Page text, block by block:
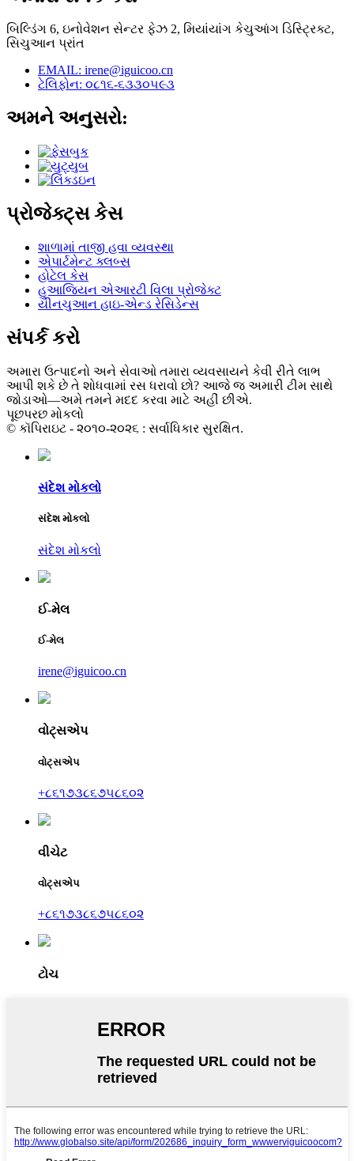
બિલ્ડિંગ 6, ઇનોવેશન સેન્ટર ફેઝ 2, મિયાંયાંગ કેચુઆંગ ડિસ્ટ્રિક્ટ,
સિચુઆન પ્રાંત
EMAIL: irene@iguicoo.cn
ટેલિફોન: ૦૮૧૬-૬૩૩૦૫૯૩
અમને અનુસરો:
પ્રોજેક્ટ્સ કેસ
શાળામાં તાજી હવા વ્યવસ્થા
એપાર્ટમેન્ટ ક્લબ્સ
હોટેલ કેસ
હુઆજિયન એઆરટી વિલા પ્રોજેક્ટ
યીનચુઆન હાઇ-એન્ડ રેસિડેન્સ
સંપર્ક કરો
અમારા ઉત્પાદનો અને સેવાઓ તમારા વ્યવસાયને કેવી રીતે લાભ
આપી શકે છે તે શોધવામાં રસ ધરાવો છો? આજે જ અમારી ટીમ સાથે
જોડાઓ—અમે તમને મદદ કરવા માટે અહીં છીએ.
પૂછપરછ મોકલો
© કૉપિરાઇટ - ૨૦૧૦-૨૦૨૬ : સર્વાધિકાર સુરક્ષિત.
સંદેશ મોકલો
સંદેશ મોકલો
સંદેશ મોકલો
ઈ-મેલ
ઈ-મેલ
irene@iguicoo.cn
વોટ્સએપ
વોટ્સએપ
+૮૬૧૭૩૮૬૭૫૮૬૦૨
વીચેટ
વોટ્સએપ
+૮૬૧૭૩૮૬૭૫૮૬૦૨
ટોચ